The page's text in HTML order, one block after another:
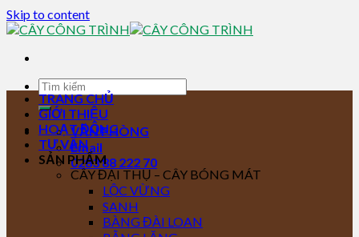
Skip to content
VĂN PHÒNG
Email
0283 88 222 70
TRANG CHỦ
GIỚI THIỆU
HOẠT ĐỘNG
TƯ VẤN
SẢN PHẨM
CÂY ĐẠI THỤ – CÂY BÓNG MÁT
LỘC VỪNG
SANH
BÀNG ĐÀI LOAN